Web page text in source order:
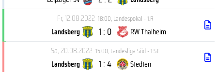
Fr, 12.08.2022 18:00,Landespokal - 1.R
Landsberg 1 : 0
RW Thalheim
Sa, 20.08.2022 15:00,Landesliga Süd - 1.ST
Landsberg 1 : 4
Stedten